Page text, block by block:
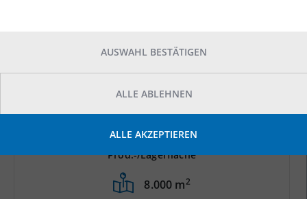
Prod.-/Lagerfläche
8.000 m2
AUSWAHL BESTÄTIGEN
ALLE ABLEHNEN
ALLE AKZEPTIEREN